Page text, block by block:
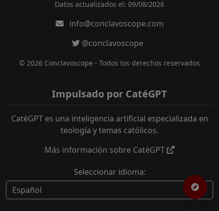
Datos actualizados el: 09/08/2026
info@conclavoscope.com
@conclavoscope
© 2026 Conclavoscope - Todos los derechos reservados
Impulsado por CatéGPT
CatéGPT es una inteligencia artificial especializada en
teología y temas católicos.
Más información sobre CatéGPT
Seleccionar idioma: